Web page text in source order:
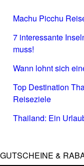
Machu Picchu
7 interessante
muss!
Wann lohnt sich
Top Destination
Reiseziele
Thailand: Ein
GUTSCHEINE &